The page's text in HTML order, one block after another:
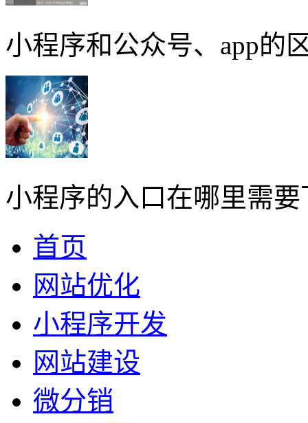
小程序和公众号、app的
小程序的入口在哪里需要
首页
网站优化
小程序开发
网站建设
微分销